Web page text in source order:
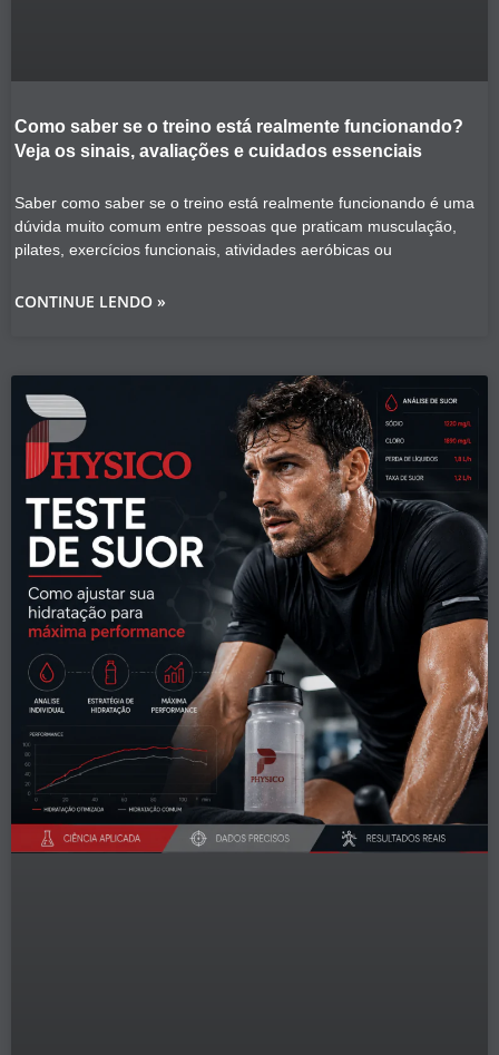
Como saber se o treino está realmente funcionando?
Veja os sinais, avaliações e cuidados essenciais
Saber como saber se o treino está realmente funcionando é uma
dúvida muito comum entre pessoas que praticam musculação,
pilates, exercícios funcionais, atividades aeróbicas ou
CONTINUE LENDO »